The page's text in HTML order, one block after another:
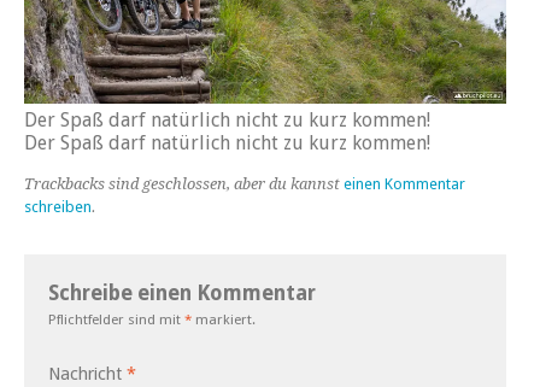
Der Spaß darf natürlich nicht zu kurz kommen!
Der Spaß darf natürlich nicht zu kurz kommen!
Trackbacks sind geschlossen, aber du kannst einen Kommentar
schreiben.
Schreibe einen Kommentar
Pflichtfelder sind mit * markiert.
Nachricht *